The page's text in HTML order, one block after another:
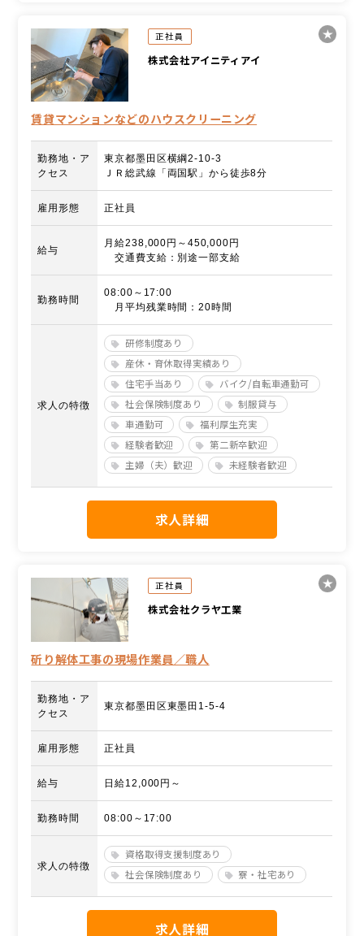
正社員
株式会社アイニティアイ
賃貸マンションなどのハウスクリーニング
勤務地・ア
クセス
東京都墨田区横綱2-10-3
ＪＲ総武線「両国駅」から徒歩8分
雇用形態 正社員
給与
月給238,000円～450,000円
交通費支給：別途一部支給
勤務時間
08:00～17:00
月平均残業時間：20時間
求人の特徴
研修制度あり
産休・育休取得実績あり
住宅手当あり
バイク/自転車通勤可
社会保険制度あり
制服貸与
車通勤可
福利厚生充実
経験者歓迎
第二新卒歓迎
主婦（夫）歓迎
未経験者歓迎
求人詳細
正社員
株式会社クラヤ工業
斫り解体工事の現場作業員／職人
勤務地・ア
クセス
東京都墨田区東墨田1-5-4
雇用形態 正社員
給与 日給12,000円～
勤務時間 08:00～17:00
求人の特徴
資格取得支援制度あり
社会保険制度あり
寮・社宅あり
求人詳細